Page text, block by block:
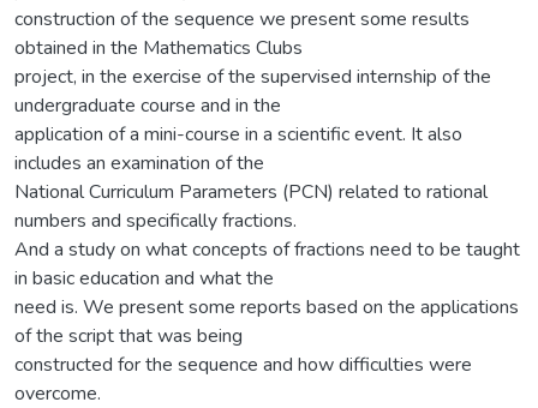
construction of the sequence we present some results
obtained in the Mathematics Clubs
project, in the exercise of the supervised internship of the
undergraduate course and in the
application of a mini-course in a scientific event. It also
includes an examination of the
National Curriculum Parameters (PCN) related to rational
numbers and specifically fractions.
And a study on what concepts of fractions need to be taught
in basic education and what the
need is. We present some reports based on the applications
of the script that was being
constructed for the sequence and how difficulties were
overcome.